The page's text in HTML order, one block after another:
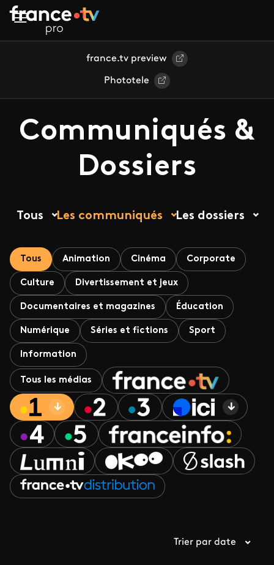
Aller au contenu principal
france.tv preview
Phototele
Communiqués &
Dossiers
Tous Les communiqués Les dossiers
Tous Animation Cinéma Corporate
Culture Divertissement et jeux
Documentaires et magazines Éducation
Numérique Séries et fictions Sport
Information
Tous les médias
Trier par date